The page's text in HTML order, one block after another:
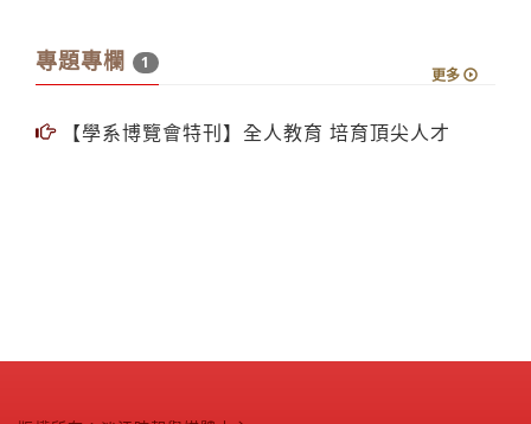
專題專欄 1
更多
【學系博覽會特刊】全人教育 培育頂尖人才